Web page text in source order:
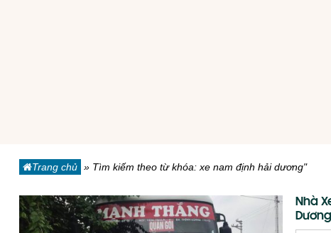
Trang chủ » Tìm kiếm theo từ khóa: xe nam định hải dương"
Nhà
Dương